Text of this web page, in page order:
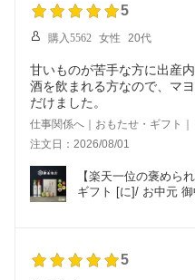
5
購入5562 女性 20代
甘いものが苦手な方に出産
酒を飲まれる方なので、マ
だけました。
仕事関係へ｜おもたせ・ギフト｜
注文日：2026/08/01
【楽天一位の褒めら
ギフト [に]/ お中元 御
(kamekichi-u01)
5